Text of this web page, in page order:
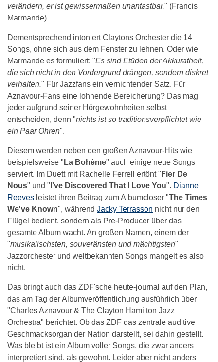
verändern, er ist gewissermaßen unantastbar." (Francis
Marmande)
Dementsprechend intoniert Claytons Orchester die 14
Songs, ohne sich aus dem Fenster zu lehnen. Oder wie
Marmande es formuliert: "Es sind Etüden der Akkuratheit,
die sich nicht in den Vordergrund drängen, sondern diskret
verhalten." Für Jazzfans ein vernichtender Satz. Für
Aznavour-Fans eine lohnende Bereicherung? Das mag
jeder aufgrund seiner Hörgewohnheiten selbst
entscheiden, denn "nichts ist so traditionsverpflichtet wie
ein Paar Ohren".
Diesem werden neben den großen Aznavour-Hits wie
beispielsweise " La Bohème" auch einige neue Songs
serviert. Im Duett mit Rachelle Ferrell ertönt " Fier De
Nous" und " I've Discovered That I Love You". Dianne
Reeves leistet ihren Beitrag zum Albumcloser "The Times
We've Known", während Jacky Terrasson nicht nur den
Flügel bedient, sondern als Pre-Producer über das
gesamte Album wacht. An großen Namen, einem der
"musikalischsten, souveränsten und mächtigsten"
Jazzorchester und weltbekannten Songs mangelt es also
nicht.
Das bringt auch das ZDF'sche heute-journal auf den Plan,
das am Tag der Albumveröffentlichung ausführlich über
"Charles Aznavour & The Clayton Hamilton Jazz
Orchestra" berichtet. Ob das ZDF das zentrale auditive
Geschmacksorgan der Nation darstellt, sei dahin gestellt.
Was bleibt ist ein Album voller Songs, die zwar anders
interpretiert sind, als gewohnt. Leider aber nicht anders